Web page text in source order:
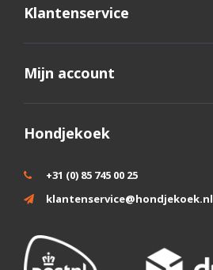
Klantenservice
Mijn account
Hondjekoek
+31 (0) 85 745 00 25
klantenservice@hondjekoek.nl